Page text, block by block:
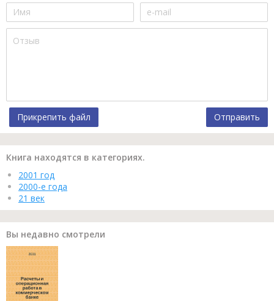
Прикрепить файл Отправить
Книга находятся в категориях.
2001 год
2000-е года
21 век
Вы недавно смотрели